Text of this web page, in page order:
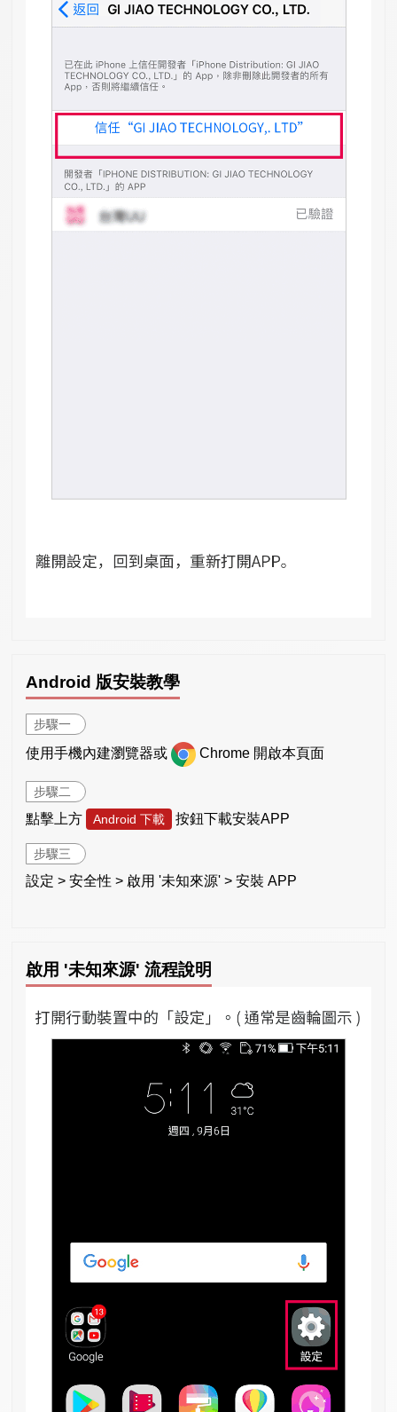
Android 版安裝教學
步驟一
使用手機內建瀏覽器或 Chrome 開啟本頁面
步驟二
點擊上方 Android 下載 按鈕下載安裝APP
步驟三
設定 > 安全性 > 啟用 '未知來源' > 安裝 APP
啟用 '未知來源' 流程說明